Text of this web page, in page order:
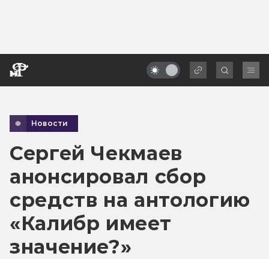
Новости
Сергей Чекмаев
анонсировал сбор
средств на антологию
«Калибр имеет
значение?»